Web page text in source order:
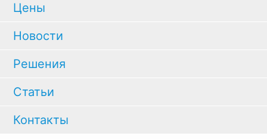
Цены
Новости
Решения
Статьи
Контакты